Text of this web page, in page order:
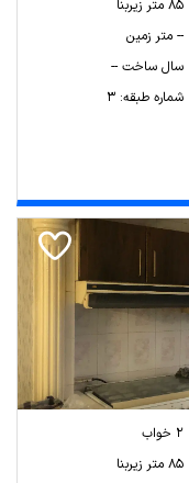
85 متر زیربنا
-- متر زمین
سال ساخت --
شماره طبقه: 3
2 خواب
85 متر زیربنا